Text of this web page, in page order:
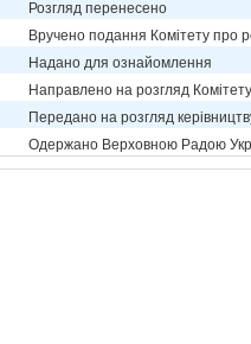
Розгляд перенесено
Вручено подання Комітету про
Надано для ознайомлення
Направлено на розгляд Комітету
Передано на розгляд
Одержано Верховною Радою